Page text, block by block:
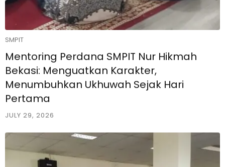
SMPIT
Mentoring Perdana SMPIT Nur Hikmah
Bekasi: Menguatkan Karakter,
Menumbuhkan Ukhuwah Sejak Hari
Pertama
JULY 29, 2026